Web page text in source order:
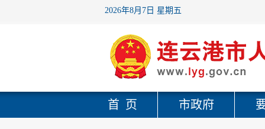
2026年8月7日 星期五
首 页 市政府